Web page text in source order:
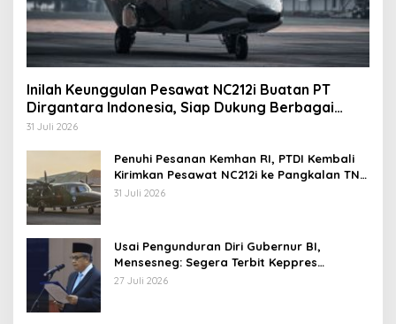
Inilah Keunggulan Pesawat NC212i Buatan PT
Dirgantara Indonesia, Siap Dukung Berbagai
Operasi TNI
31 Juli 2026
Penuhi Pesanan Kemhan RI, PTDI Kembali
Kirimkan Pesawat NC212i ke Pangkalan TNI
AU
31 Juli 2026
Usai Pengunduran Diri Gubernur BI,
Mensesneg: Segera Terbit Keppres
Pemberhentian dengan Hormat
27 Juli 2026